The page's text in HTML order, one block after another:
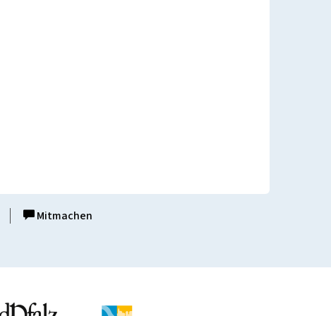
Mitmachen